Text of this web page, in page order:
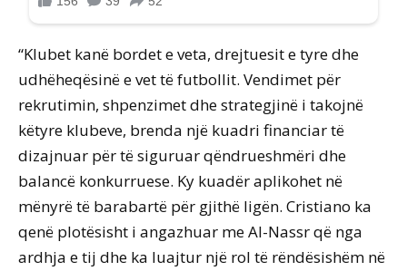
“Klubet kanë bordet e veta, drejtuesit e tyre dhe
udhëheqësinë e vet të futbollit. Vendimet për
rekrutimin, shpenzimet dhe strategjinë i takojnë
këtyre klubeve, brenda një kuadri financiar të
dizajnuar për të siguruar qëndrueshmëri dhe
balancë konkurruese. Ky kuadër aplikohet në
mënyrë të barabartë për gjithë ligën. Cristiano ka
qenë plotësisht i angazhuar me Al-Nassr që nga
ardhja e tij dhe ka luajtur një rol të rëndësishëm në